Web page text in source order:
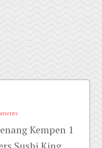
Kempen 1